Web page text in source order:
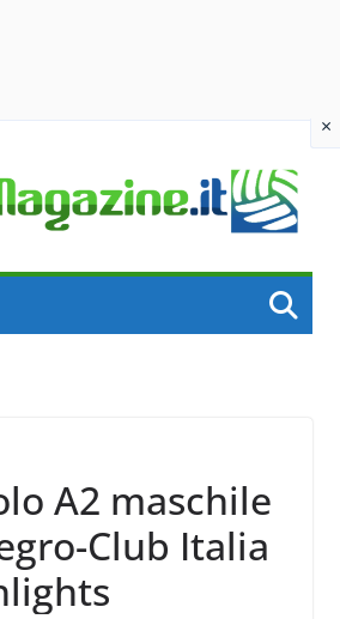
×
A2 maschile
Club Italia